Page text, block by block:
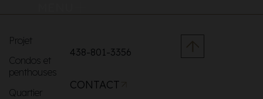
Projet
Condos et
penthouses
Quartier
438-801-3356
CONTACT